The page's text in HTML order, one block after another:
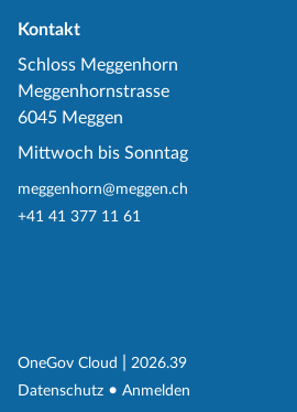
Kontakt
Schloss Meggenhorn
Meggenhornstrasse
6045 Meggen
Mittwoch bis Sonntag
meggenhorn@meggen.ch
+41 41 377 11 61
OneGov Cloud (External Link)
2026.39
Datenschutz (External Link)
Anmelden